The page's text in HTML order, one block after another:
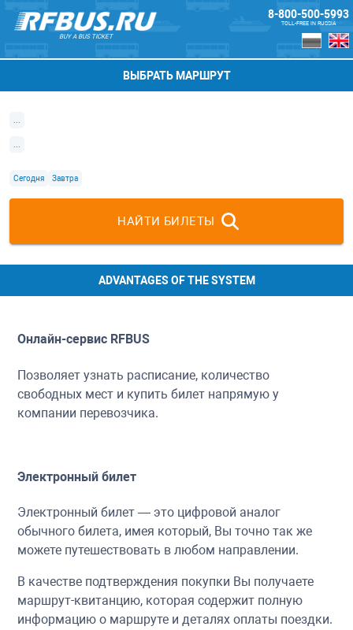
BUY A BUS TICKET
8-800-500-5993
TOLL-FREE IN RUSSIA
ВЫБРАТЬ МАРШРУТ
Сегодня Завтра
НАЙТИ БИЛЕТЫ
ADVANTAGES OF THE SYSTEM
Онлайн-сервис RFBUS
Позволяет узнать расписание, количество
свободных мест и купить билет напрямую у
компании перевозчика.
Электронный билет
Электронный билет — это цифровой аналог
обычного билета, имея который, Вы точно так же
можете путешествовать в любом направлении.
В качестве подтверждения покупки Вы получаете
маршрут-квитанцию, которая содержит полную
информацию о маршруте и деталях оплаты поездки.